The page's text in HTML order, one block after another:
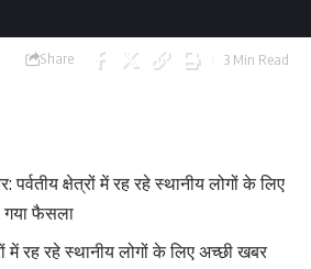
Share 3 Min Read
पर्वतीय क्षेत्रों में रह रहे स्थानीय लोगों के लिए
गया फैसला
में रह रहे स्थानीय लोगों के लिए अच्छी खबर